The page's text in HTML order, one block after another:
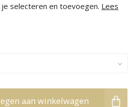
selecteren en toevoegen. Lees
aan winkelwagen